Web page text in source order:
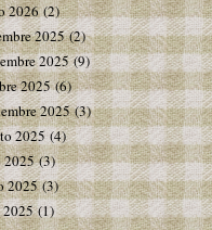
2026(2)
2025(2)
2025(9)
2025(6)
2025(3)
2025 (4)
(3)
2025(3)
(1)